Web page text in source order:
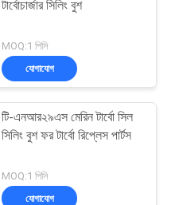
টার্বোচার্জার সিলিং বুশ
MOQ:1 পিসি
যোগাযোগ
টি-এনআর২৯এস মেরিন টার্বো সিল
সিলিং বুশ ফর টার্বো রিপ্লেস পার্টস
MOQ:1 পিসি
যোগাযোগ